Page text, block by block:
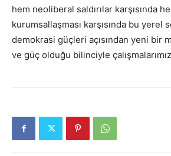
hem neoliberal saldırılar karşısında
kurumsallaşması karşısında bu yerel
demokrasi güçleri açısından yeni bir
ve güç olduğu bilinciyle